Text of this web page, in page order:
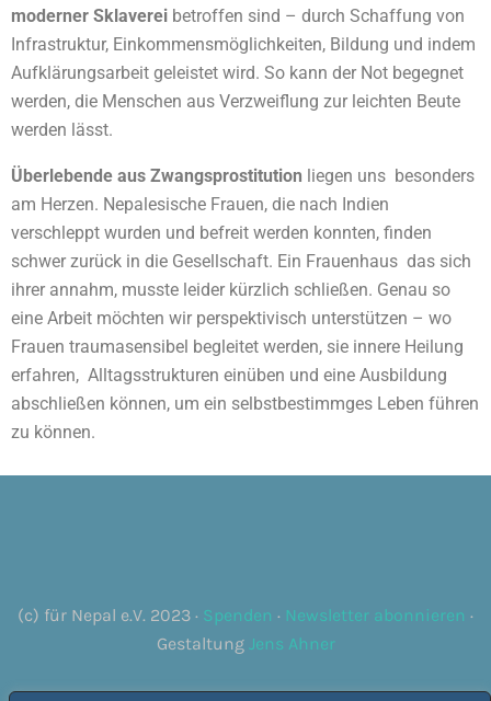
moderner Sklaverei betroffen sind – durch Schaffung von
Infrastruktur, Einkommensmöglichkeiten, Bildung und indem
Aufklärungsarbeit geleistet wird. So kann der Not begegnet
werden, die Menschen aus Verzweiflung zur leichten Beute
werden lässt.
Überlebende aus Zwangsprostitution liegen uns besonders
am Herzen. Nepalesische Frauen, die nach Indien
verschleppt wurden und befreit werden konnten, finden
schwer zurück in die Gesellschaft. Ein Frauenhaus das sich
ihrer annahm, musste leider kürzlich schließen. Genau so
eine Arbeit möchten wir perspektivisch unterstützen – wo
Frauen traumasensibel begleitet werden, sie innere Heilung
erfahren, Alltagsstrukturen einüben und eine Ausbildung
abschließen können, um ein selbstbestimmges Leben führen
zu können.
(c) für Nepal e.V. 2023 · Spenden · Newsletter abonnieren ·
Gestaltung Jens Ahner